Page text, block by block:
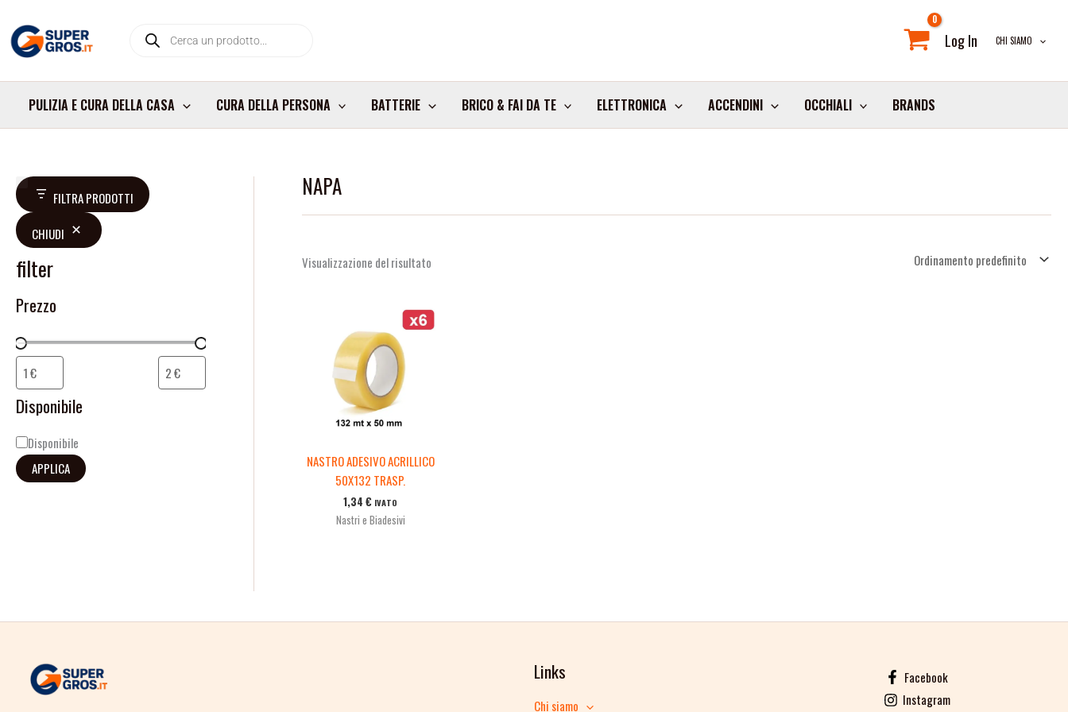
contenuto
search Log In CHI SIAMO
PULIZIA E CURA DELLA CASA CURA DELLA PERSONA BATTERIE BRICO & FAI DA TE ELETTRONICA ACCENDINI OCCHIALI BRANDS
FILTRA PRODOTTI
CHIUDI
filter
Prezzo
Disponibile
D
s
p
o
n
b
l
t
à
Disponibile
APPLICA
NAPA
Visualizzazione del risultato
NASTRO ADESIVO ACRILLICO
50X132 TRASP.
1,34€ IVATO
Nastri e Biadesivi
Links
Chi siamo
Facebook
Instagram